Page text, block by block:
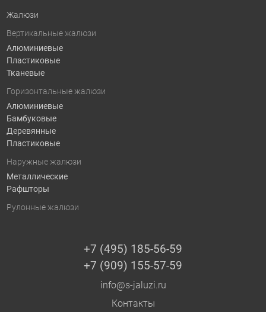
Жалюзи
Вертикальные жалюзи
Алюминиевые
Пластиковые
Тканевые
Горизонтальные жалюзи
Алюминиевые
Бамбуковые
Деревянные
Пластиковые
Наружные жалюзи
Металлические
Рафшторы
Рулонные жалюзи
+7 (495) 185-56-59
+7 (909) 155-57-59
info@s-jaluzi.ru
Контакты